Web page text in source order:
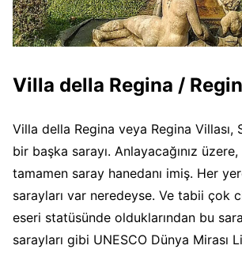
Villa della Regina /
Villa della Regina veya Regina Villası,
bir başka sarayı. Anlayacağınız
tamamen saray hanedanı imiş. Her
sarayları var neredeyse. Ve tabii çok
eseri statüsünde olduklarından bu
sarayları gibi UNESCO Dünya Mirası